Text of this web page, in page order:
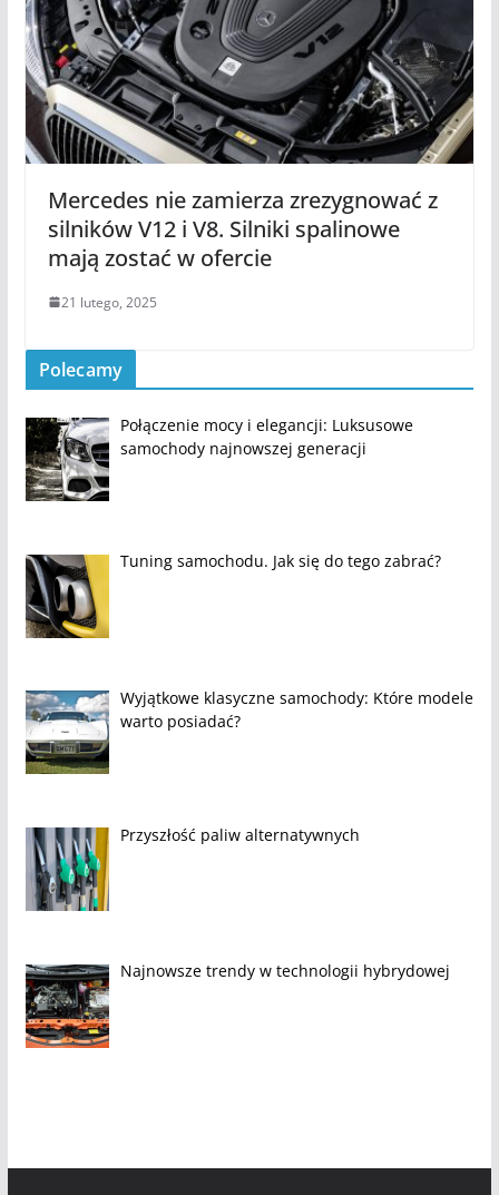
Mercedes nie zamierza zrezygnować z
silników V12 i V8. Silniki spalinowe
mają zostać w ofercie
21 lutego, 2025
Polecamy
Połączenie mocy i elegancji: Luksusowe
samochody najnowszej generacji
Tuning samochodu. Jak się do tego zabrać?
Wyjątkowe klasyczne samochody: Które modele
warto posiadać?
Przyszłość paliw alternatywnych
Najnowsze trendy w technologii hybrydowej